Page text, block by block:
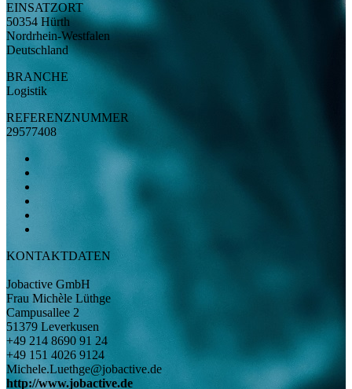
EINSATZORT
50354 Hürth
Nordrhein-Westfalen
Deutschland
BRANCHE
Logistik
REFERENZNUMMER
29577408
KONTAKTDATEN
Jobactive GmbH
Frau Michèle Lüthge
Campusallee 2
51379 Leverkusen
+49 214 8690 91 24
+49 151 4026 9124
Michele.Luethge@jobactive.de
http://www.jobactive.de